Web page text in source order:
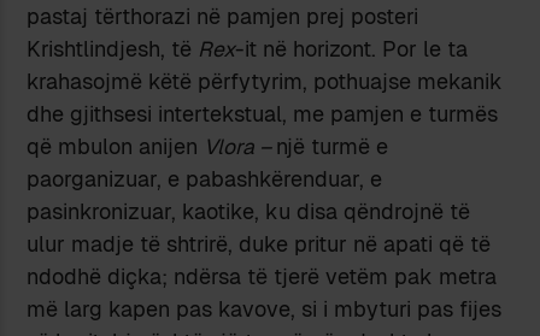
pastaj tërthorazi në pamjen prej posteri
Krishtlindjesh, të Rex-it në horizont. Por le ta
krahasojmë këtë përfytyrim, pothuajse mekanik
dhe gjithsesi intertekstual, me pamjen e turmës
që mbulon anijen Vlora –një turmë e
paorganizuar, e pabashkërenduar, e
pasinkronizuar, kaotike, ku disa qëndrojnë të
ulur madje të shtrirë, duke pritur në apati që të
ndodhë diçka; ndërsa të tjerë vetëm pak metra
më larg kapen pas kavove, si i mbyturi pas fijes